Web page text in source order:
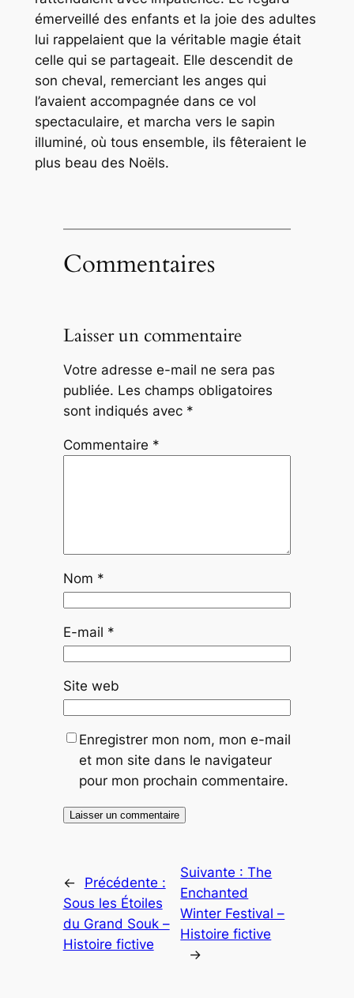
émerveillé des enfants et la joie des adultes
lui rappelaient que la véritable magie était
celle qui se partageait. Elle descendit de
son cheval, remerciant les anges qui
l’avaient accompagnée dans ce vol
spectaculaire, et marcha vers le sapin
illuminé, où tous ensemble, ils fêteraient le
plus beau des Noëls.
Commentaires
Laisser un commentaire
Votre adresse e-mail ne sera pas
publiée. Les champs obligatoires
sont indiqués avec *
Commentaire *
Nom *
E-mail *
Site web
Enregistrer mon nom, mon e-mail
et mon site dans le navigateur
pour mon prochain commentaire.
←
Précédente :
Sous les Étoiles
du Grand Souk –
Histoire fictive
Suivante :The
Enchanted
Winter Festival –
Histoire fictive
→